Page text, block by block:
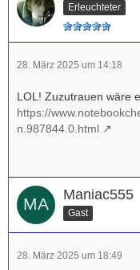
Erleuchteter
28. März 2025 um 14:18
LOL! Zuzutrauen wäre
https://
n.987844.0.html
Maniac555
Gast
28. März 2025 um 18:49